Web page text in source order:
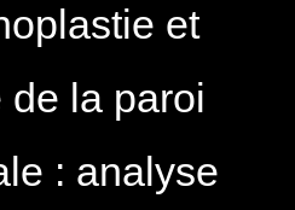
et
de la paroi
: analyse